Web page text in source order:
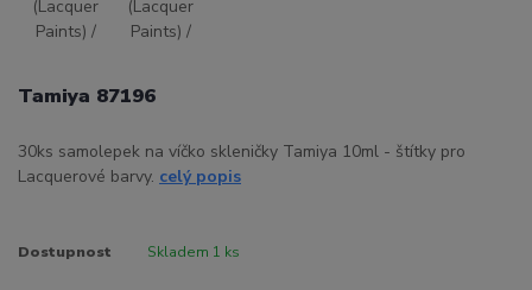
Tamiya 87196
30ks samolepek na víčko skleničky Tamiya 10ml - štítky pro
Lacquerové barvy. celý popis
Dostupnost Skladem 1 ks